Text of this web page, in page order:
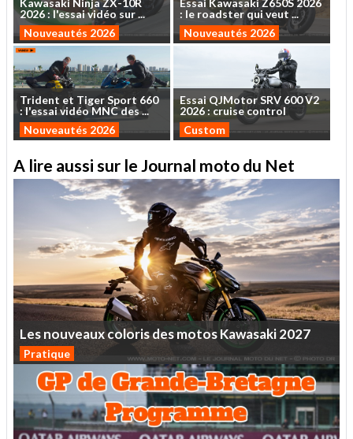
2026: l'essaividéo sur...
Nouveautés 2026
: le roadsterquiveut ...
Nouveautés 2026
Trident et TigerSport 660
: l'essaividéoMNCdes...
Nouveautés 2026
EssaiQJMotorSRV 600V2
2026 : cruise control
Custom
A lire aussi sur le Journal moto du Net
LesnouveauxcolorisdesmotosKawasaki2027
Pratique